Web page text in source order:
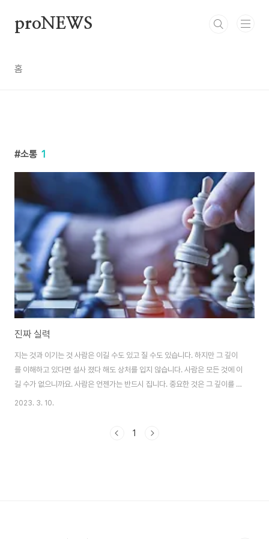
proNEWS
홈
소통 1
진짜 실력
지는 것과 이기는 것 사람은 이길 수도 있고 질 수도 있습니다. 하지만 그 깊이
를 이해하고 있다면 설사 졌다 해도 상처를 입지 않습니다. 사람은 모든 것에 이
길 수가 없으니까요. 사람은 언젠가는 반드시 집니다. 중요한 것은 그 깊이를 이
해하는 것입니다. - 무라카미 하루키의 《침묵》 중에서 - * 지고 이기는 것에 대
며 오늘 이겼다 해서 영원히 이기는 것도 아닐 것입니다.
2023. 3. 10.
1